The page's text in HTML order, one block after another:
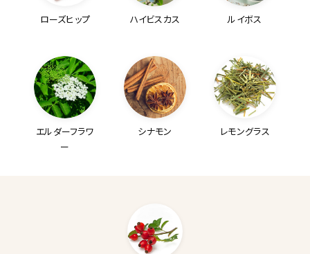
ローズヒップ ハイビスカス ルイボス
エルダーフラワ
ー
シナモン レモングラス